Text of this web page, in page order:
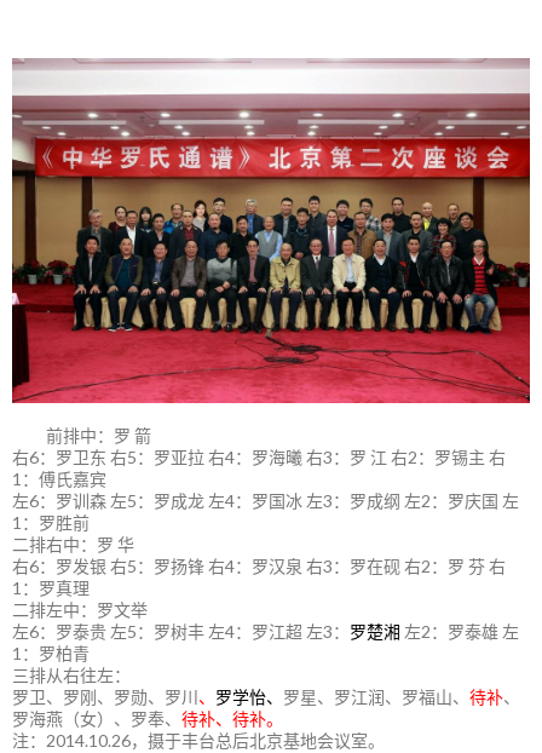
前排中：罗 箭
右6：罗卫东 右5：罗亚拉 右4：罗海曦 右3：罗 江 右2：罗锡主 右
1：傅氏嘉宾
左6：罗训森 左5：罗成龙 左4：罗国冰 左3：罗成纲 左2：罗庆国 左
1：罗胜前
二排右中：罗 华
右6：罗发银 右5：罗扬锋 右4：罗汉泉 右3：罗在砚 右2：罗 芬 右
1：罗真理
二排左中：罗文举
左6：罗泰贵 左5：罗树丰 左4：罗江超 左3： 罗楚湘 左2：罗泰雄 左
1：罗柏青
三排从右往左：
罗卫、罗刚、罗勋、罗川 、 罗学怡、 罗星、罗江润、罗福山、 待补、
罗海燕（女）、罗奉、 待补、待补。
注：2014.10.26，摄于丰台总后北京基地会议室。